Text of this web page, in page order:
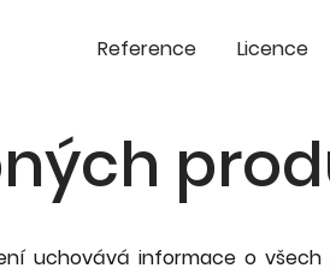
uchovává informace o
Reference Licence